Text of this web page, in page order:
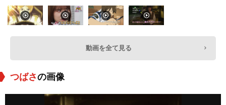
動画を全て見る
つばさの画像